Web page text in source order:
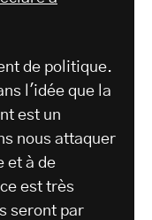
de politique.
l'idée que la
est un
nous attaquer
et à de
est très
seront par